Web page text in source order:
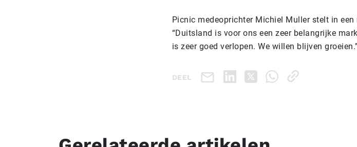
Picnic medeoprichter Michiel Muller stelt in
“Duitsland is voor ons een zeer belangrijke
is zeer goed verlopen. We willen blijven groeien.”
DEEL